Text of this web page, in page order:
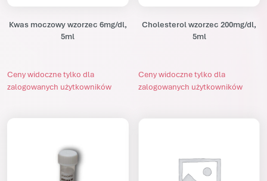
Kwas moczowy wzorzec 6mg/dl,
5ml
Ceny widoczne tylko dla
zalogowanych użytkowników
Cholesterol wzorzec 200mg/dl,
5ml
Ceny widoczne tylko dla
zalogowanych użytkowników